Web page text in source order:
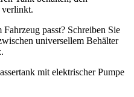
verlinkt.
passt? Schreiben Sie
universellem Behälter
mit elektrischer Pumpe